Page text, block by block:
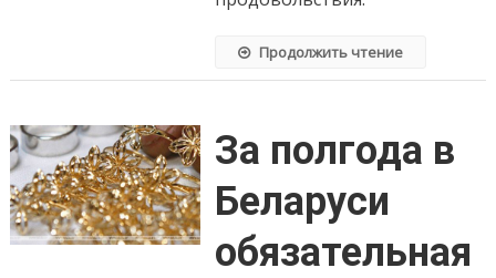
Продолжить чтение
За полгода в
Беларуси
обязательная